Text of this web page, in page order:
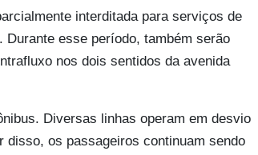
interditada para serviços de
esse período, também serão
nos dois sentidos da avenida
Diversas linhas operam em desvio
disso, os passageiros continuam sendo